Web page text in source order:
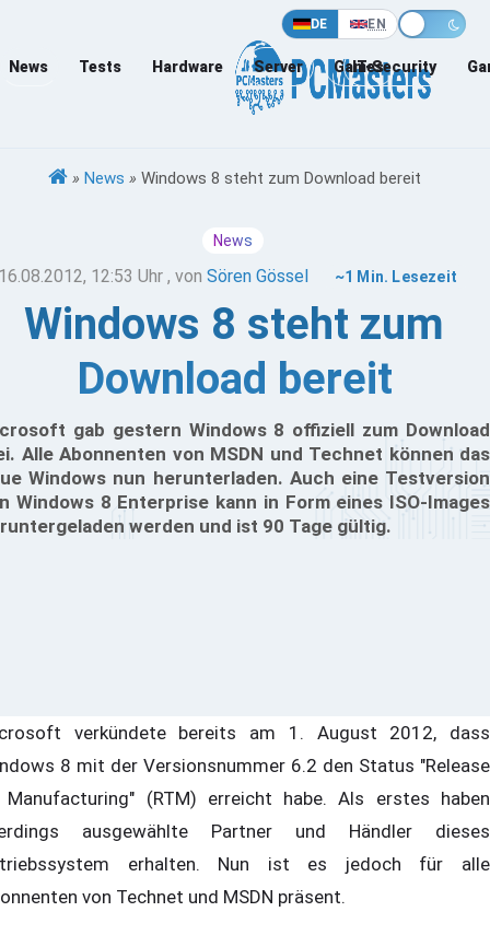
DE EN
News Tests Hardware Server Games
IT-Security
» News » Windows 8 steht zum Download bereit
News
12:53 Uhr , von Sören Gössel ~1 Min. Lesezeit
Windows 8 steht zum
Download bereit
gab gestern Windows 8 offiziell zum Download
Alle Abonnenten von MSDN und Technet können das
Windows nun herunterladen. Auch eine Testversion
Windows 8 Enterprise kann in Form eines ISO-Images
werden und ist 90 Tage gültig.
verkündete bereits am 1. August 2012, dass
8 mit der Versionsnummer 6.2 den Status "Release
(RTM) erreicht habe. Als erstes haben
ausgewählte Partner und Händler dieses
erhalten. Nun ist es jedoch für alle
von Technet und MSDN präsent.